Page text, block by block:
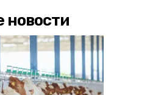
новости